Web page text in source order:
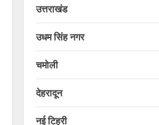
उत्तराखंड
उधम सिंह नगर
चमोली
देहरादून
नई टिहरी